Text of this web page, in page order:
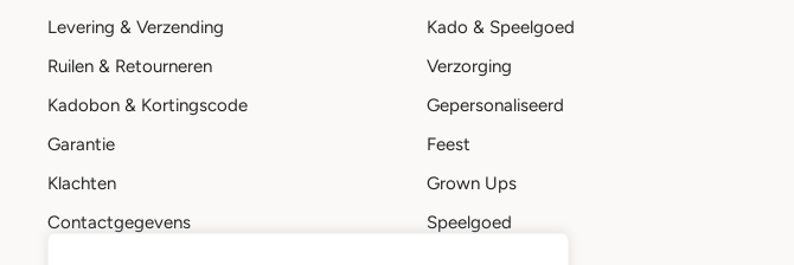
Levering & Verzending
Ruilen & Retourneren
Kadobon & Kortingscode
Garantie
Klachten
Contactgegevens
Kado & Speelgoed
Verzorging
Gepersonaliseerd
Feest
Grown Ups
Speelgoed